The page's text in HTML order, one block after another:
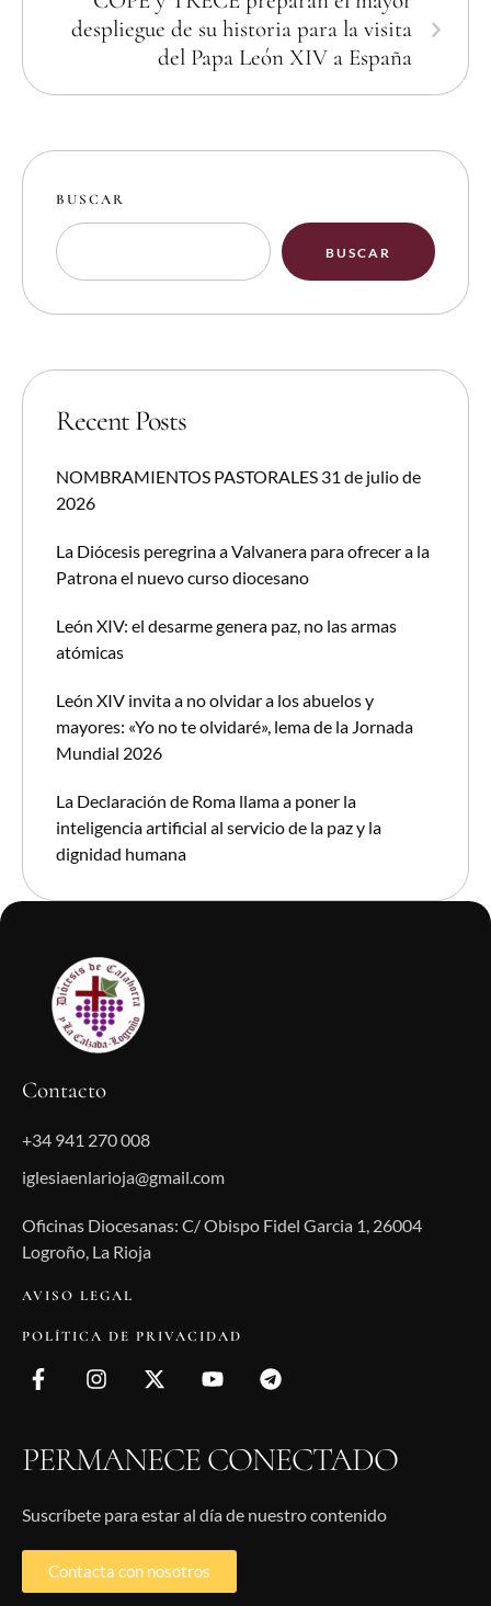
despliegue de su historia para la visita
del Papa León XIV a España
BUSCAR
BUSCAR
Recent Posts
NOMBRAMIENTOS PASTORALES 31 de julio de
2026
La Diócesis peregrina a Valvanera para ofrecer a la
Patrona el nuevo curso diocesano
León XIV: el desarme genera paz, no las armas
atómicas
León XIV invita a no olvidar a los abuelos y
mayores: «Yo no te olvidaré», lema de la Jornada
Mundial 2026
La Declaración de Roma llama a poner la
inteligencia artificial al servicio de la paz y la
dignidad humana
Contacto
+34 941 270 008
iglesiaenlarioja@gmail.com
Oficinas Diocesanas: C/ Obispo Fidel Garcia 1, 26004
Logroño, La Rioja
AVISO LEGAL
POLÍTICA DE PRIVACIDAD
PERMANECE CONECTADO
Suscríbete para estar al día de nuestro contenido
Contacta con nosotros